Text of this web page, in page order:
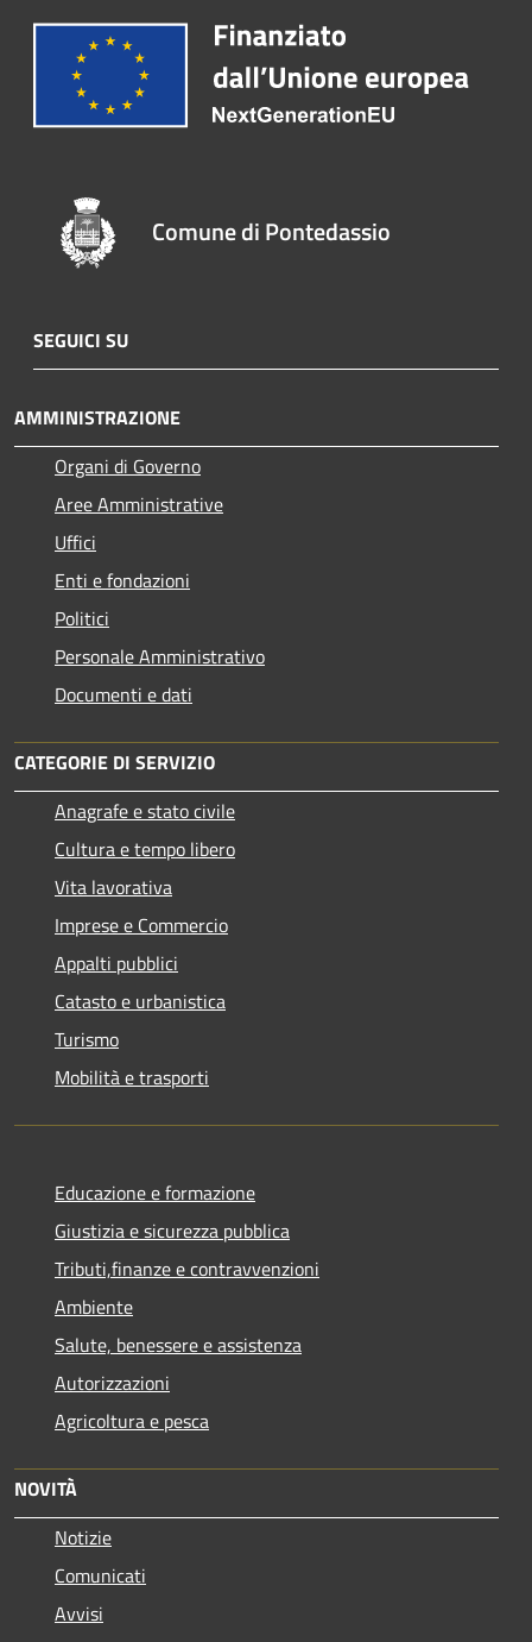
Comune di Pontedassio
SEGUICI SU
AMMINISTRAZIONE
Organi di Governo
Aree Amministrative
Uffici
Enti e fondazioni
Politici
Personale Amministrativo
Documenti e dati
CATEGORIE DI SERVIZIO
Anagrafe e stato civile
Cultura e tempo libero
Vita lavorativa
Imprese e Commercio
Appalti pubblici
Catasto e urbanistica
Turismo
Mobilità e trasporti
Educazione e formazione
Giustizia e sicurezza pubblica
Tributi,finanze e contravvenzioni
Ambiente
Salute, benessere e assistenza
Autorizzazioni
Agricoltura e pesca
NOVITÀ
Notizie
Comunicati
Avvisi